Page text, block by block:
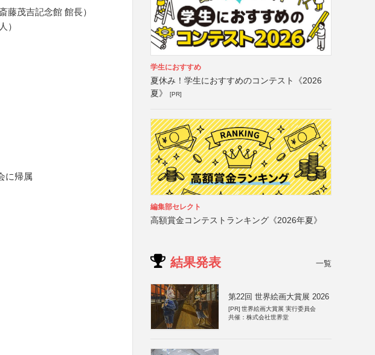
藤茂吉記念館 館長）
）
に帰属
学生におすすめ
夏休み！学生におすすめのコンテスト《2026
夏》
[PR]
編集部セレクト
高額賞金コンテストランキング《2026年夏》
結果発表 一覧
第22回 世界絵画大賞展 2026
[PR] 世界絵画大賞展 実行委員会
共催：株式会社世界堂